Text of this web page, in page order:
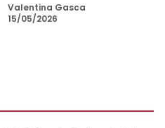
Valentina Gasca
15/05/2026